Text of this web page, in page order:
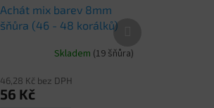
Achát mix barev 8mm
šňůra (46 - 48 korálků)
Skladem (19 šňůra)
46,28 Kč bez DPH
56 Kč